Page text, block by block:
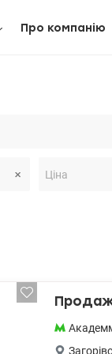
Про компанію
Продаж